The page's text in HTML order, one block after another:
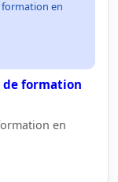
en
formation
en